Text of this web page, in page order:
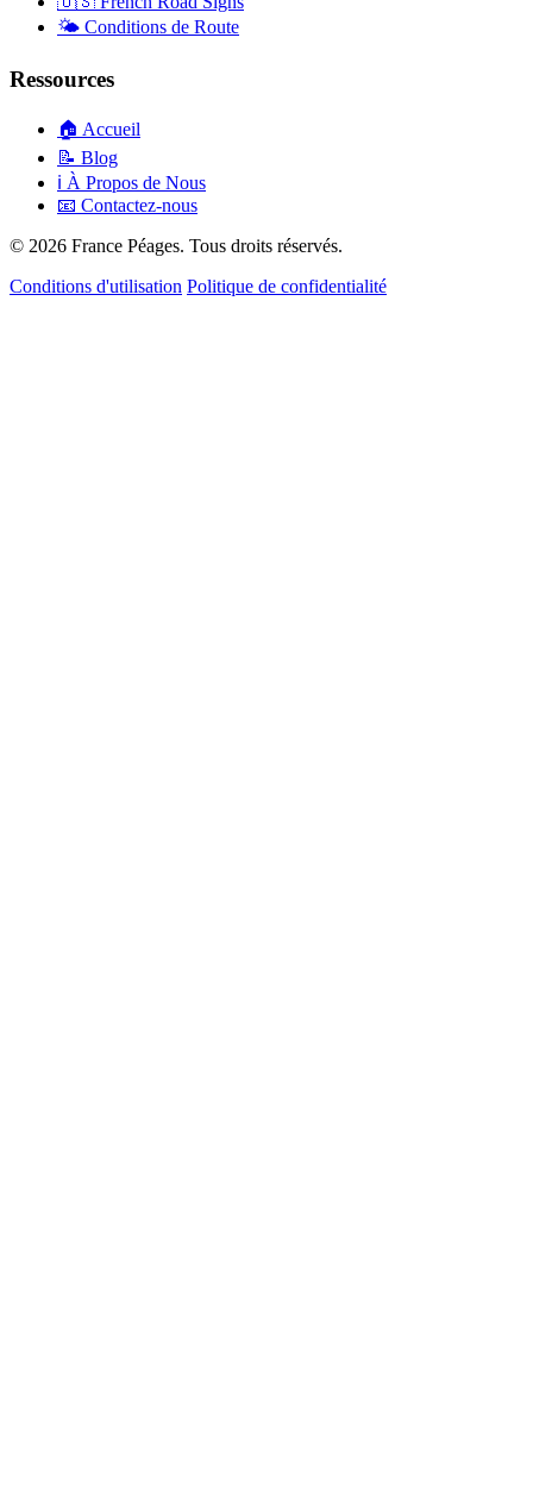
🌤️ Conditions de Route
Ressources
🏠 Accueil
📝 Blog
ℹ️ À Propos de Nous
📧 Contactez-nous
© 2026 France Péages. Tous droits réservés.
Conditions d'utilisation Politique de confidentialité